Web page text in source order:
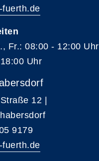
fuerth.de
Fr.: 08:00 - 12:00 Uhr
Uhr
12 |
9179
fuerth.de